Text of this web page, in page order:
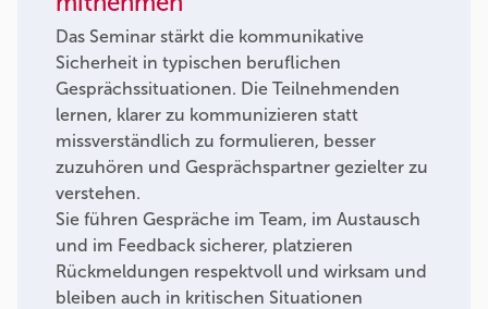
Das Seminar stärkt die kommunikative
Sicherheit in typischen beruflichen
Gesprächssituationen. Die Teilnehmenden
lernen, klarer zu kommunizieren statt
missverständlich zu formulieren, besser
zuzuhören und Gesprächspartner gezielter zu
verstehen.
Sie führen Gespräche im Team, im Austausch
und im Feedback sicherer, platzieren
Rückmeldungen respektvoll und wirksam und
bleiben auch in kritischen Situationen